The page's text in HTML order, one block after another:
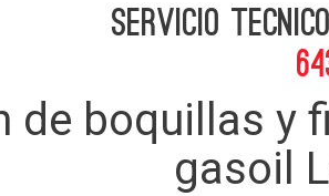
Servicio
de boquillas y
gasoil